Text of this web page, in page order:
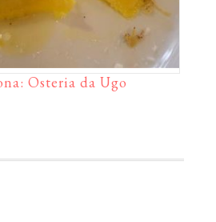
Osteria da Ugo